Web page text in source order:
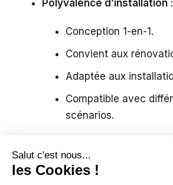
Polyvalence d’installation :
Conception 1-en-1.
Convient aux
Adaptée aux
Compatible avec
scénarios.
Possibilité d’adapter
Salut c'est nous...
les Cookies !